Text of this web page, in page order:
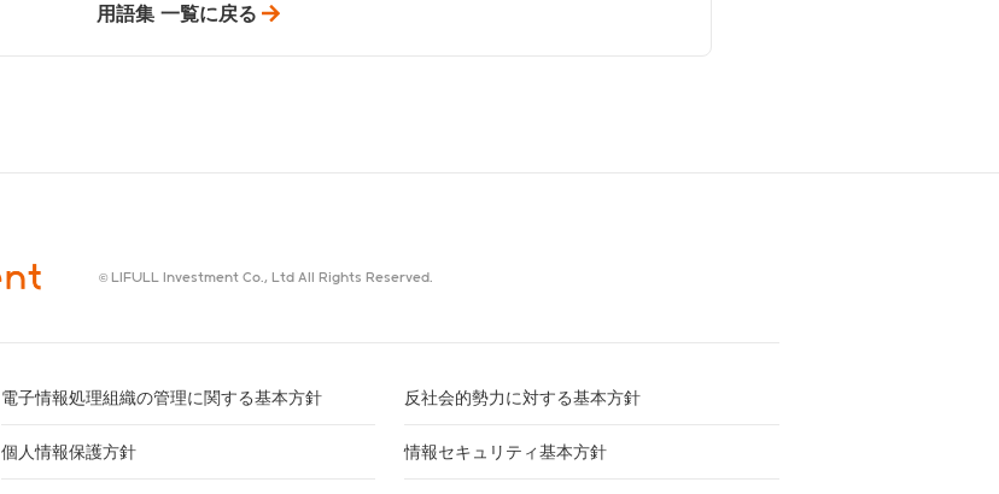
用語集 一覧に戻る
© LIFULL Investment Co., Ltd All Rights Reserved.
電子情報処理組織の管理に関する基本方針 反社会的勢力に対する基本方針
個人情報保護方針 情報セキュリティ基本方針